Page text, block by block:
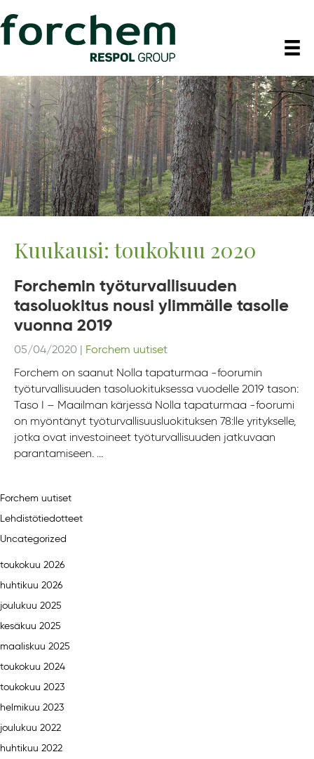
Kuukausi: toukokuu 2020
Forchemin työturvallisuuden
tasoluokitus nousi ylimmälle tasolle
vuonna 2019
05/04/2020 Forchem uutiset
Forchem on saanut Nolla tapaturmaa -foorumin
työturvallisuuden tasoluokituksessa vuodelle 2019 tason:
Taso I – Maailman kärjessä Nolla tapaturmaa -foorumi
on myöntänyt työturvallisuusluokituksen 78:lle yritykselle,
jotka ovat investoineet työturvallisuuden jatkuvaan
parantamiseen. ...
Forchem uutiset
Lehdistötiedotteet
Uncategorized
toukokuu 2026
huhtikuu 2026
joulukuu 2025
kesäkuu 2025
maaliskuu 2025
toukokuu 2024
toukokuu 2023
helmikuu 2023
joulukuu 2022
huhtikuu 2022